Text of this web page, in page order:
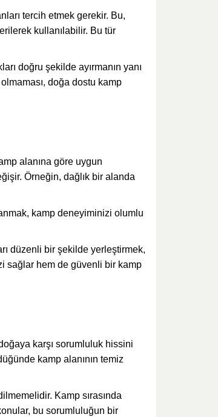
tercih etmek gerekir. Bu,
kullanılabilir. Bu tür
doğru şekilde ayırmanın yanı
doğa dostu kamp
alanına göre uygun
Örneğin, dağlık bir alanda
kamp deneyiminizi olumlu
düzenli bir şekilde yerleştirmek,
sağlar hem de güvenli bir kamp
karşı sorumluluk hissini
kamp alanının temiz
Kamp sırasında
bu sorumluluğun bir